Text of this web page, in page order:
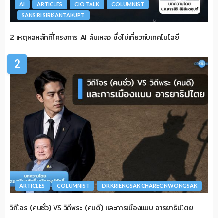
AI ARTICLES CIO TALK
COLUMNIST
SANSIRI SIRISANTAKUPT
2 เหตุผลหลักที่โครงการ AI ล้มเหลว ซึ่งไม่เกี่ยวกับเทคโนโลยี
2
ARTICLES COLUMNIST DR.KRIENGSAK CHAREONWONGSAK
วิถีโจร (คนชั่ว) VS วิถีพระ (คนดี) และการเมืองแบบ อารยาธิปไตย